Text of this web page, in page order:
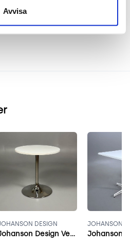
Avvisa
frågar
DESIGN
Johanson Design Venus 70 cm vit
JOHANSON